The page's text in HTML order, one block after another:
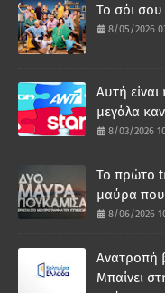
Το σόι σου
8/05/2026
Αυτή
μεγάλα
8/03/2026
Το πρώτο
μαύρα
8/06/2026
Ανατροπή
Μπαίνει